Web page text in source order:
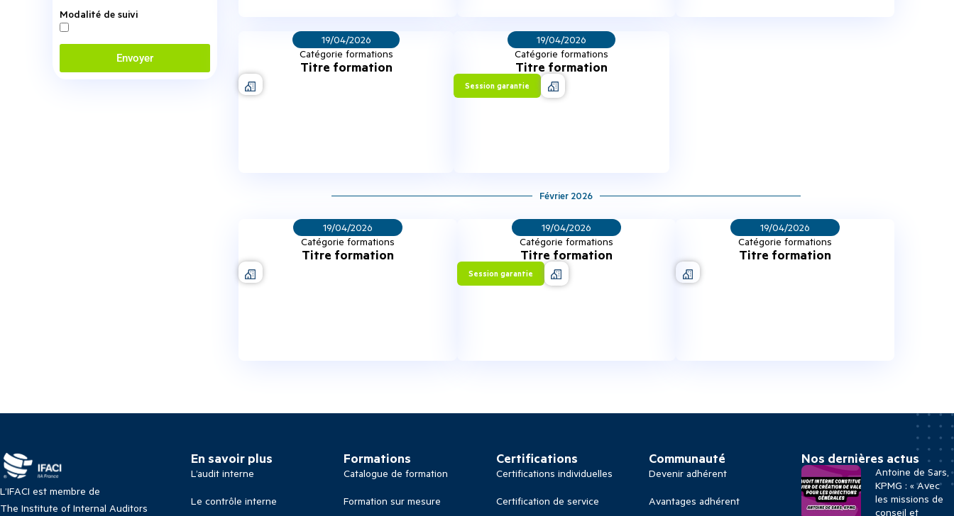
Modalité de suivi
Envoyer
19/04/2026
Catégorie formations
Titre formation
19/04/2026
Catégorie formations
Titre formation
Session garantie
Février 2026
19/04/2026
Catégorie formations
Titre formation
19/04/2026
Catégorie formations
Titre formation
Session garantie
19/04/2026
Catégorie formations
Titre formation
L’IFACI est membre de
The Institute of Internal Auditors
En savoir plus
L’audit interne
Le contrôle interne
Formations
Catalogue de formation
Formation sur mesure
Certifications
Certifications individuelles
Certification de service
Communauté
Devenir adhérent
Avantages adhérent
Nos dernières actus
Antoine de Sars,
KPMG : « Avec
les missions de
conseil et